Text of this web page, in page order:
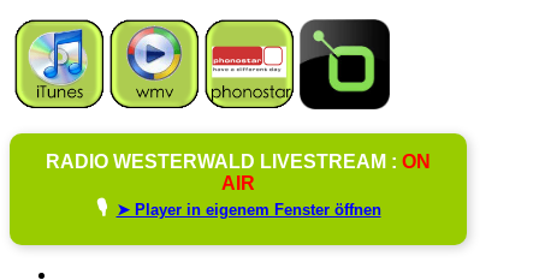
RADIO WESTERWALD LIVESTREAM : ON
AIR
🎙️ ➤ Player in eigenem Fenster öffnen